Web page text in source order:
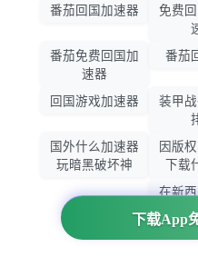
下载App
番茄回国加速器
免费
番茄免费回国加
速器
番茄
回国游戏加速器
装甲
国外什么加速器
玩暗黑破坏神
因版
下载
在新
大智